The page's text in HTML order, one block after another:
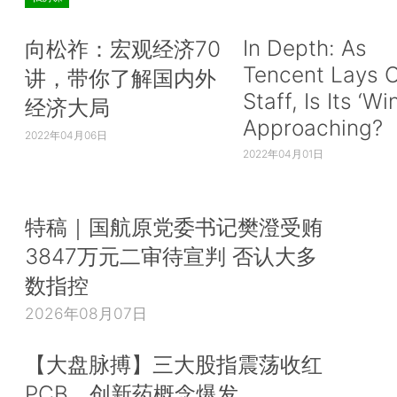
向松祚：宏观经济70
讲，带你了解国内外
经济大局
2022年04月06日
In Depth: As
Tencent Lays
Staff, Is Its
Approaching?
2022年04月01日
特稿｜国航原党委书记樊澄受贿
3847万元二审待宣判 否认大多
数指控
2026年08月07日
【大盘脉搏】三大股指震荡收红